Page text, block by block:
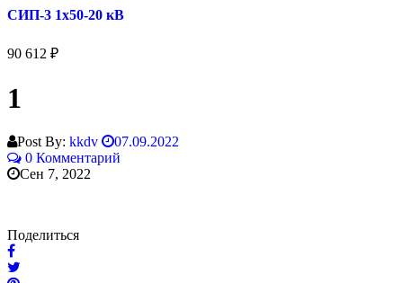
СИП-3 1x50-20 кВ
90 612 ₽
1
Post By: kkdv
07.09.2022
0 Комментарий
Сен 7, 2022
Поделиться